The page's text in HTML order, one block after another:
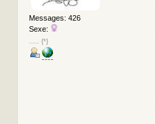
Messages: 426
Sexe:
..... {*}